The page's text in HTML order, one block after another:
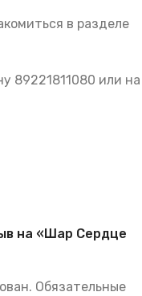
в разделе
89221811080 или на
на «Шар Сердце
Обязательные